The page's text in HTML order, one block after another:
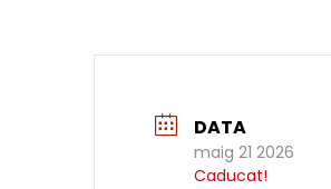
DATA
maig 21 2026
Caducat!